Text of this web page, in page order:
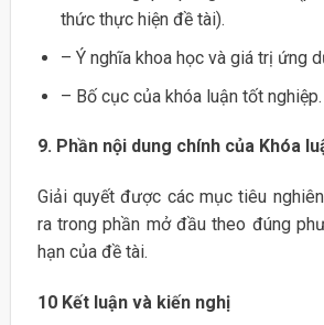
thức thực hiện đề tài).
– Ý nghĩa khoa học và giá trị ứng
– Bố cục của khóa luận tốt nghiệp.
9. Phần nội dung chính của Khóa
Giải quyết được các mục tiêu
ra trong phần mở đầu theo đúng
hạn của đề tài.
10 Kết luận và kiến nghị